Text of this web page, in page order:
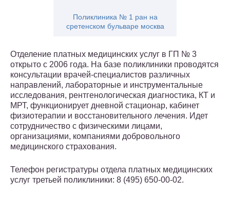
Поликлиника № 1 ран на
сретенском бульваре москва
Отделение платных медицинских услуг в ГП № 3
открыто с 2006 года. На базе поликлиники проводятся
консультации врачей-специалистов различных
направлений, лабораторные и инструментальные
исследования, рентгенологическая диагностика, КТ и
МРТ, функционирует дневной стационар, кабинет
физиотерапии и восстановительного лечения. Идет
сотрудничество с физическими лицами,
организациями, компаниями добровольного
медицинского страхования.
Телефон регистратуры отдела платных медицинских
услуг третьей поликлиники: 8 (495) 650-00-02.